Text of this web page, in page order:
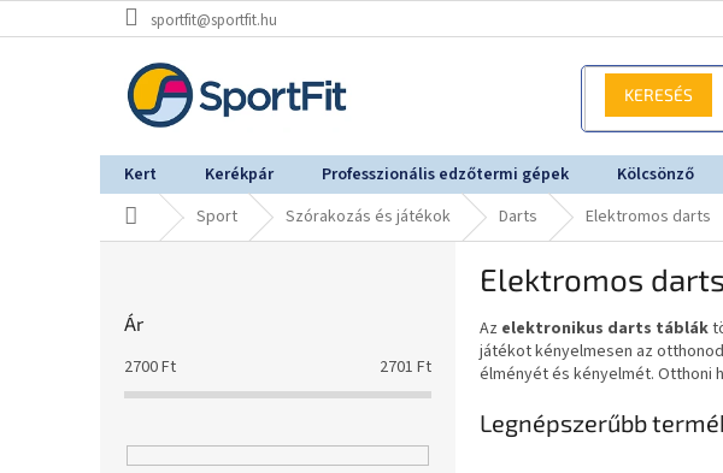
a
sportfit@sportfit.hu
Kert Kerékpár Professzionális edzőtermi gépek Kölcsönző
KezdőlapSport Szórakozás és játékok Darts Elektromos darts
Ár
2700Ft 2701 Ft
Elektromos darts
Az elektronikus darts táblák
játékot kényelmesen az
élményét és kényelmét. Otthoni
Legnépszerűbb